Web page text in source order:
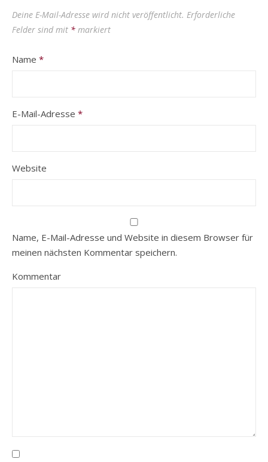
Deine E-Mail-Adresse wird nicht veröffentlicht. Erforderliche
Felder sind mit * markiert
Name *
E-Mail-Adresse *
Website
Name, E-Mail-Adresse und Website in diesem Browser für
meinen nächsten Kommentar speichern.
Kommentar